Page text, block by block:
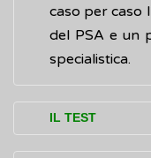
caso per caso
del PSA e un
specialistica.
IL TEST